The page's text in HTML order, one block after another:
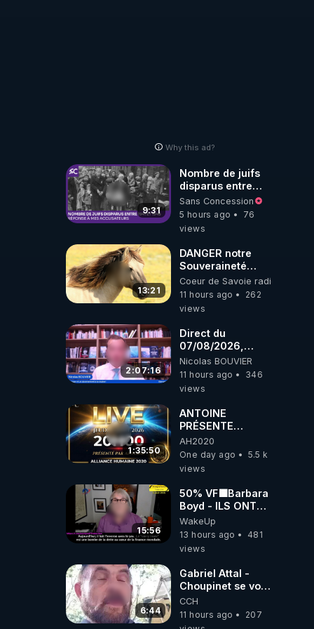
Why this ad?
9:31
Nombre de juifs
disparus entre
1941 et 1945
(Réponse à mes
accusateurs)
Sans Concession
5 hours ago
76
views
13:21
DANGER notre
Souveraineté
Alimentaire est
attaqué...
Coeur de Savoie radioweb TV
11 hours ago
262
views
2:07:16
Direct du
07/08/2026,
présenté par
Nicolas BOUVIER
Nicolas BOUVIER
11 hours ago
346
views
1:35:50
ANTOINE
PRÉSENTE
AH2020 LE LIVE
20H ***DU
06/08/2026***
AH2020
One day ago
5.5 k
views
15:56
50% VF🟩Barbara
Boyd - ILS ONT
MENTI SUR TOUT
-Jocelyne
Traduction
WakeUp
13 hours ago
481
views
6:44
Gabriel Attal -
Choupinet se voit
en haut de
l'affiche
CCH
11 hours ago
207